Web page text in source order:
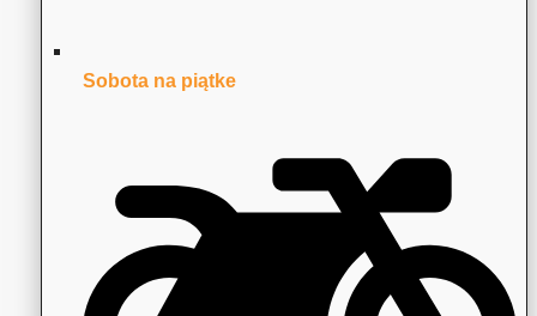
Sobota na piątke